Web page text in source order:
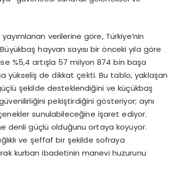
verilerine göre, Türkiye’nin
hayvan sayısı bir önceki yıla göre
%5,4 artışla 57 milyon 874 bin başa
yükseliş de dikkat çekti. Bu tablo, yaklaşan
şekilde desteklendiğini ve küçükbaş
pekiştirdiğini gösteriyor; aynı
sunulabileceğine işaret ediyor.
denli güçlü olduğunu ortaya koyuyor.
ve şeffaf bir şekilde sofraya
kurban ibadetinin manevi huzurunu